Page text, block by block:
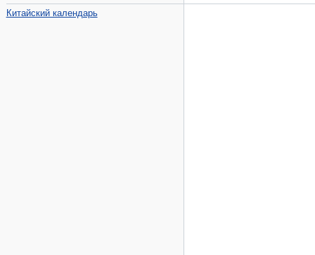
Китайский календарь